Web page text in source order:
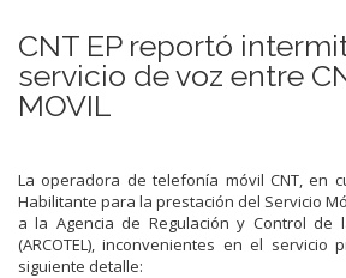
CNT EP reportó
servicio de voz entre
MOVIL
La operadora de telefonía móvil CNT, en
Habilitante para la prestación del Servicio
a la Agencia de Regulación y Control de
(ARCOTEL), inconvenientes en el servicio
siguiente detalle: